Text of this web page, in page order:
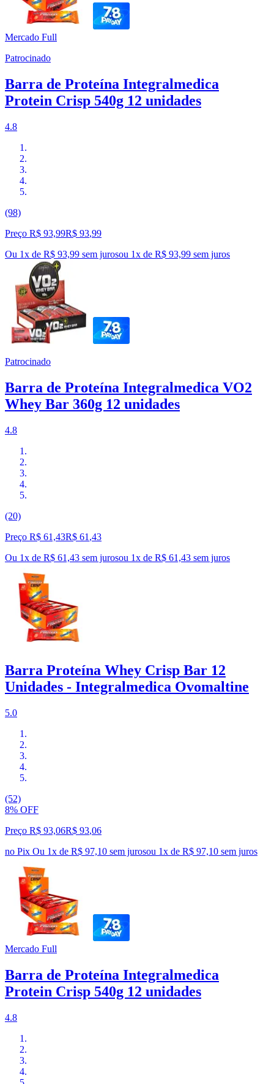
Mercado Full
Patrocinado
Barra de Proteína Integralmedica
Protein Crisp 540g 12 unidades
4.8
(98)
Preço R$ 93,99R$ 93,99
Ou 1x de R$ 93,99 sem jurosou 1x de R$ 93,99 sem juros
Patrocinado
Barra de Proteína Integralmedica VO2
Whey Bar 360g 12 unidades
4.8
(20)
Preço R$ 61,43R$ 61 ,43
Ou 1x de R$ 61,43 sem jurosou 1x de R$ 61,43 sem juros
Barra Proteína Whey Crisp Bar 12
Unidades - Integralmedica Ovomaltine
5.0
(52)
8% OFF
Preço R$ 93,06R$ 93,06
no Pix Ou 1x de R$ 97,10 sem jurosou 1x de R$ 97,10 sem juros
Mercado Full
Barra de Proteína Integralmedica
Protein Crisp 540g 12 unidades
4.8